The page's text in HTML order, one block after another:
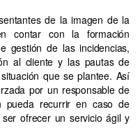
de la imagen de la
contar con la formación
gestión de las incidencias,
al cliente y las pautas de
que se plantee. Así
por un responsable de
recurrir en caso de
ofrecer un servicio ágil y